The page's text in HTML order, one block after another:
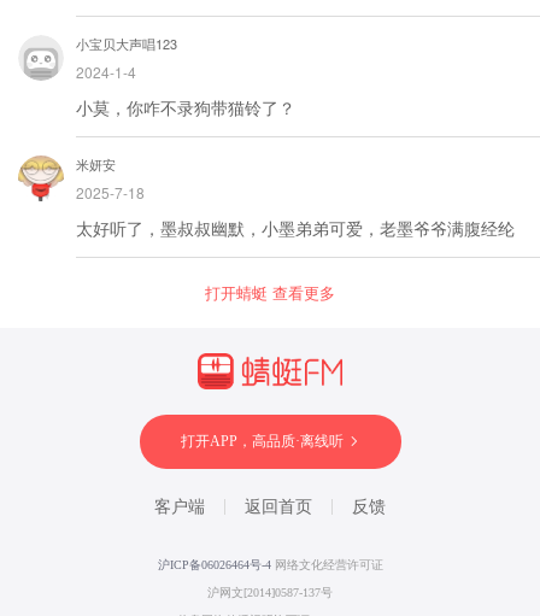
小宝贝大声唱123
2024-1-4
小莫，你咋不录狗带猫铃了？
米妍安
2025-7-18
太好听了，墨叔叔幽默，小墨弟弟可爱，老墨爷爷满腹经纶
打开蜻蜓 查看更多
打开APP，高品质·离线听
客户端 返回首页 反馈
沪ICP备06026464号-4 网络文化经营许可证
沪网文[2014]0587-137号